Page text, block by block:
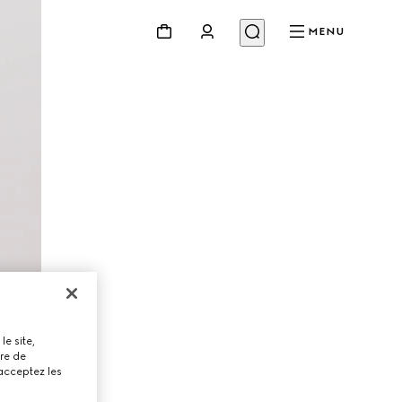
MENU
site,
de
les